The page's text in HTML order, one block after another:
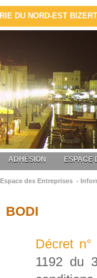
DU NORD-EST
ADHÉSION ESPACE
Espace des Entreprises -
BODI
Décret n°
1192 du